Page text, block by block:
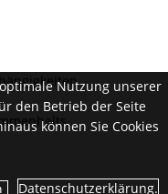
Nutzung unserer
den Betrieb der Seite
können Sie Cookies
Datenschutzerklärung.